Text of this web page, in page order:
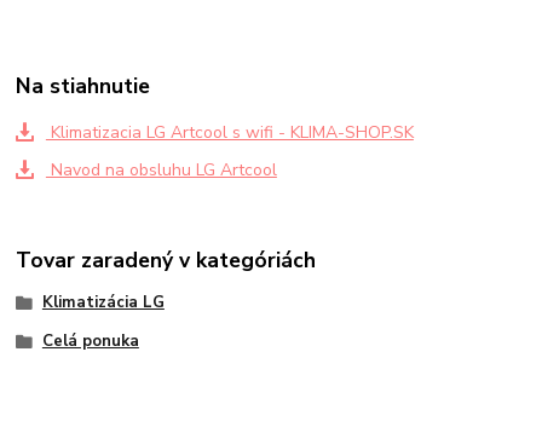
Na stiahnutie
Klimatizacia LG Artcool s wifi - KLIMA-SHOP.SK
Navod na obsluhu LG Artcool
Tovar zaradený v kategóriách
Klimatizácia LG
Celá ponuka